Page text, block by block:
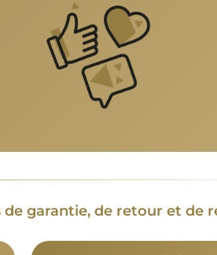
garantie, de retour et de